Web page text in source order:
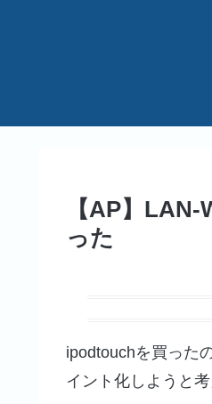
【AP】
った
ipodtouchを買った
イント化しようと考